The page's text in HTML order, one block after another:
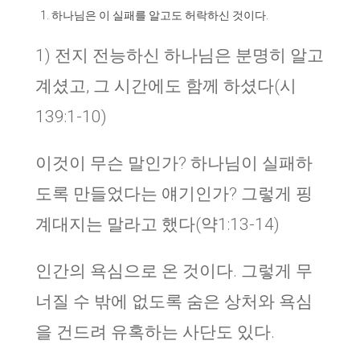
하나님은 이 실패를 알고도 허락하신 것이다.
1) 전지 전능하신 하나님은 분명히 알고
계셨고, 그 시간에도 함께 하셨다(시
139:1-10)
이것이 무슨 말인가? 하나님이 실패하
도록 만들었다는 얘기인가? 그렇게 핑
계대지는 말라고 했다(약1:13-14)
인간의 욕심으로 온 것이다. 그렇게 무
너질 수 밖에 없도록 숨은 상처와 욕심
을 건드려 유혹하는 사단도 있다.